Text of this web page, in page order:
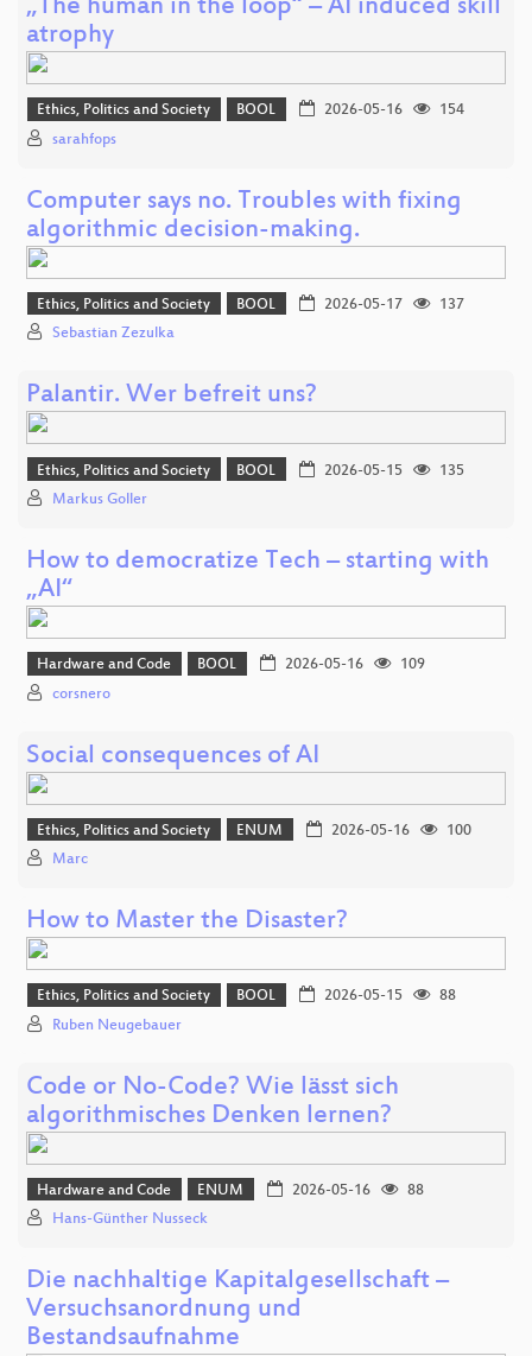
„The human in the loop“ – AI induced skill
atrophy
Ethics, Politics and Society BOOL 2026-05-16
154
sarahfops
Computer says no. Troubles with fixing
algorithmic decision-making.
Ethics, Politics and Society BOOL 2026-05-17
137
Sebastian Zezulka
Palantir. Wer befreit uns?
Ethics, Politics and Society BOOL 2026-05-15
135
Markus Goller
How to democratize Tech – starting with
„AI“
Hardware and Code BOOL 2026-05-16
109
corsnero
Social consequences of AI
Ethics, Politics and Society ENUM 2026-05-16
100
Marc
How to Master the Disaster?
Ethics, Politics and Society BOOL 2026-05-15
88
Ruben Neugebauer
Code or No-Code? Wie lässt sich
algorithmisches Denken lernen?
Hardware and Code ENUM 2026-05-16
88
Hans-Günther Nusseck
Die nachhaltige Kapitalgesellschaft –
Versuchsanordnung und
Bestandsaufnahme